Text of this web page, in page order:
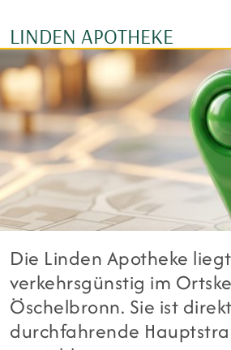
LINDEN APOTHEKE
Die Linden Apotheke liegt
verkehrsgünstig im
Öschelbronn. Sie ist
durchfahrende